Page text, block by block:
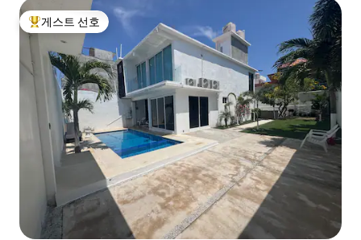
상위 게스트 선호
게스트 선호